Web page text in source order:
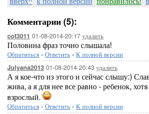
Комментарии (5):
cot3011 01-08-2014-20:17 удалить
Половина фраз точно слышала!
Обратиться - Ответить - К полной версии
Julyana2013 01-08-2014-20:43 удалить
А я кое-что из этого и сейчас слышу:)
жива, а я для нее все равно - ребенок,
взрослый.
Обратиться - Ответить - К полной версии